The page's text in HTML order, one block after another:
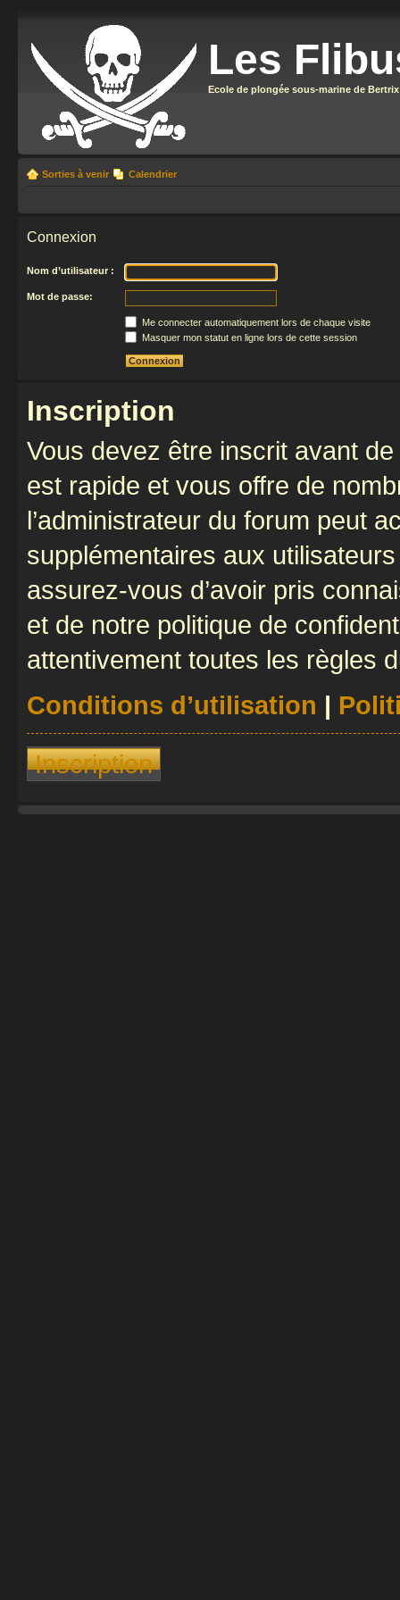
Les
Ecole de plongée sous-marine de Bertrix
Sorties à venir Calendrier
Connexion
Nom d’utilisateur :
Mot de passe:
Me connecter automatiquement lors de chaque visite
Masquer mon statut en ligne lors de cette session
Inscription
Vous devez être inscrit avant
est rapide et vous offre de
l’administrateur du forum peut
supplémentaires aux
assurez-vous d’avoir pris
et de notre politique de
attentivement toutes les règles
Conditions d’utilisation |
Inscription